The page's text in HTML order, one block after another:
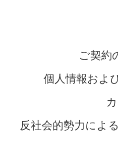
ご契約
個人情報およ
反社会的勢力によ